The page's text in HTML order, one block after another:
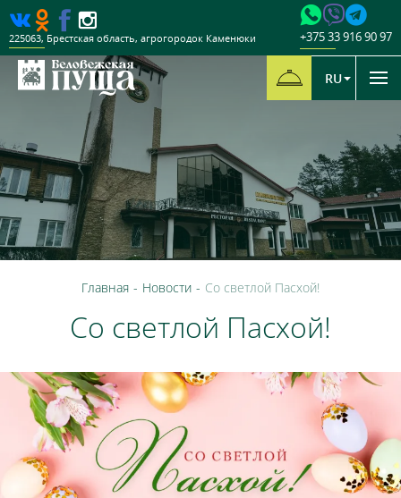
+375 33 916 90 97
225063, Брестская область, агрогородок Каменюки
RU
Главная - Новости - Со светлой Пасхой!
Со светлой Пасхой!